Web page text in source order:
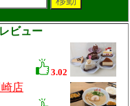
ビュー
3.02
店